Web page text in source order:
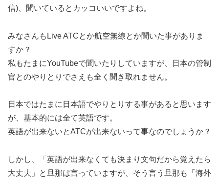
信)、聞いているとカッコいいですよね。
みなさんもLive ATCとか航空無線とか聞いた事がありま
すか？
私もたまにYouTubeで聞いたりしていますが、日本の管制
官とのやりとりでさえも全く聞き取れません。
日本ではたまに日本語でやりとりする事があると思います
が、基本的には全て英語です。
英語が出来ないとATCが出来ないって事なのでしょうか？
しかし、「英語が出来なくても決まり文句だから覚えたら
大丈夫」と旦那は言っていますが、そう言う旦那も「海外